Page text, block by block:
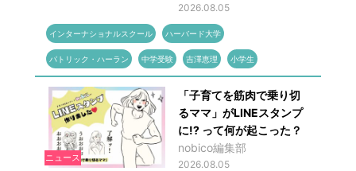
2026.08.05
インターナショナルスクール ハーバード大学
パトリック・ハーラン 中学受験 吉澤恵理 小学生
ニュース
「子育てを筋肉で乗り切
るママ」がLINEスタンプ
に!? って何が起こった？
nobico編集部
2026.08.05